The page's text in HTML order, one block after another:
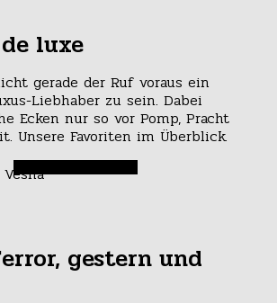
luxe
gerade der Ruf voraus ein
Liebhaber zu sein. Dabei
Ecken nur so vor Pomp, Pracht
Unsere Favoriten im Überblick.
gestern und